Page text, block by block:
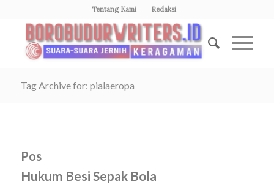
Tentang Kami Redaksi
Tag Archive for: pialaeropa
Pos
Hukum Besi Sepak Bola